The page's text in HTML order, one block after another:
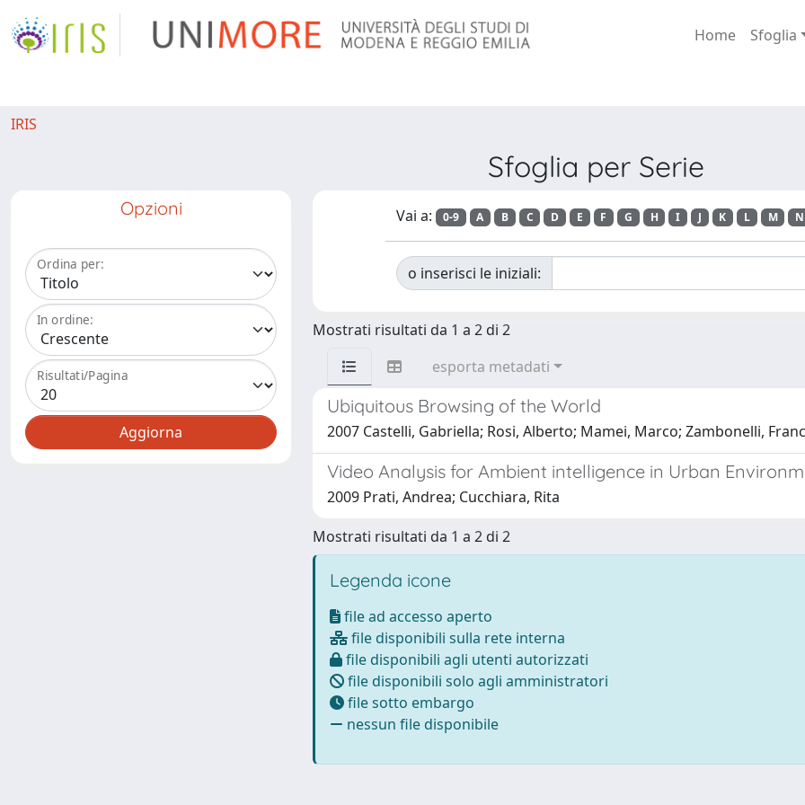
Home Sfoglia
IRIS
Sfoglia per Serie
Opzioni
Ordina per:
In ordine:
Risultati/Pagina
Vai a: 0-9 A B C D E F G H I J K L M N
o inserisci le iniziali:
Mostrati risultati da 1 a 2 di 2
esporta metadati
Ubiquitous Browsing of the World
2007 Castelli, Gabriella; Rosi, Alberto; Mamei, Marco; Zambonelli,
Video Analysis for Ambient intelligence in Urban
2009 Prati, Andrea; Cucchiara, Rita
Mostrati risultati da 1 a 2 di 2
Legenda icone
file ad accesso aperto
file disponibili sulla rete interna
file disponibili agli utenti autorizzati
file disponibili solo agli amministratori
file sotto embargo
nessun file disponibile